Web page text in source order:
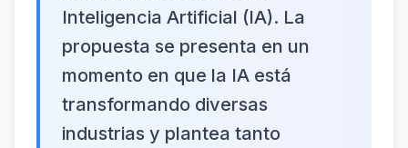
Inteligencia Artificial (IA). La
propuesta se presenta en un
momento en que la IA está
transformando diversas
industrias y plantea tanto